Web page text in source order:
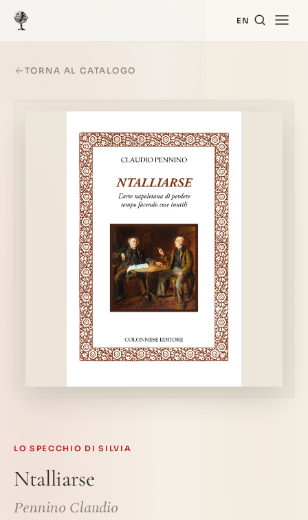
EN
TORNA AL CATALOGO
LO SPECCHIO DI SILVIA
Ntalliarse
Pennino Claudio